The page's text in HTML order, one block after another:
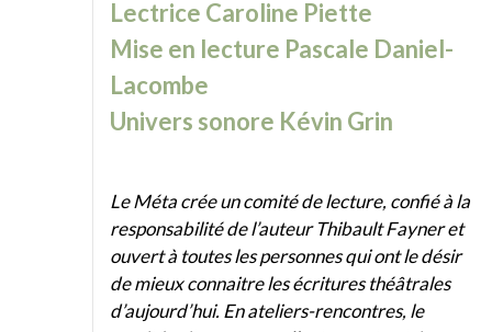
Lectrice Caroline Piette
Mise en lecture Pascale Daniel-
Lacombe
Univers sonore Kévin Grin
Le Méta crée un comité de lecture, confié à la
responsabilité de l’auteur Thibault Fayner et
ouvert à toutes les personnes qui ont le désir
de mieux connaitre les écritures théâtrales
d’aujourd’hui. En ateliers-rencontres, le